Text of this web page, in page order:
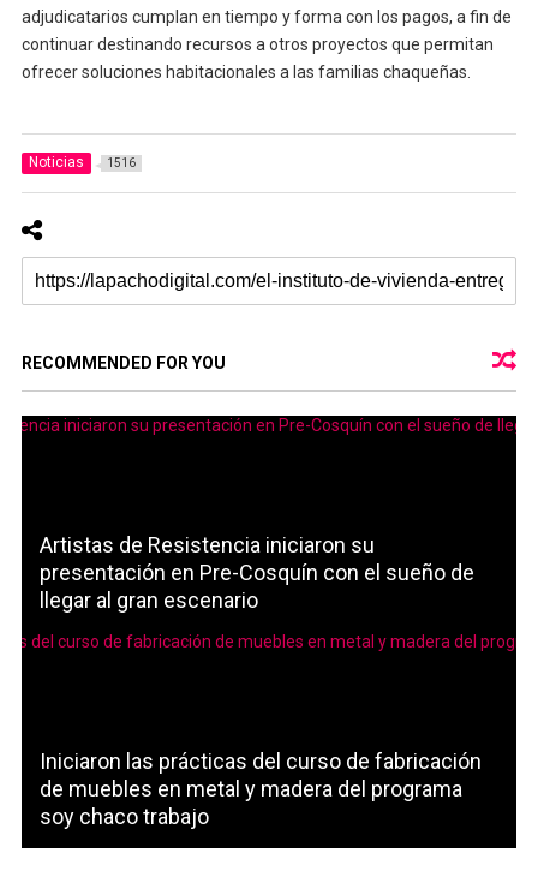
adjudicatarios cumplan en tiempo y forma con los pagos, a fin de
continuar destinando recursos a otros proyectos que permitan
ofrecer soluciones habitacionales a las familias chaqueñas.
Noticias 1516
RECOMMENDED FOR YOU
Artistas de Resistencia iniciaron su
presentación en Pre-Cosquín con el sueño de
llegar al gran escenario
Iniciaron las prácticas del curso de fabricación
de muebles en metal y madera del programa
soy chaco trabajo